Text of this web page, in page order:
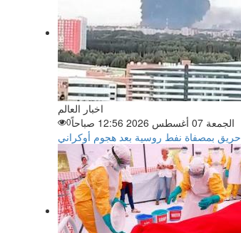
اخبار العالم
الجمعة 07 أغسطس 2026 12:56 صباحاً
0
حريق بمصفاة نفط روسية بعد هجوم أوكراني